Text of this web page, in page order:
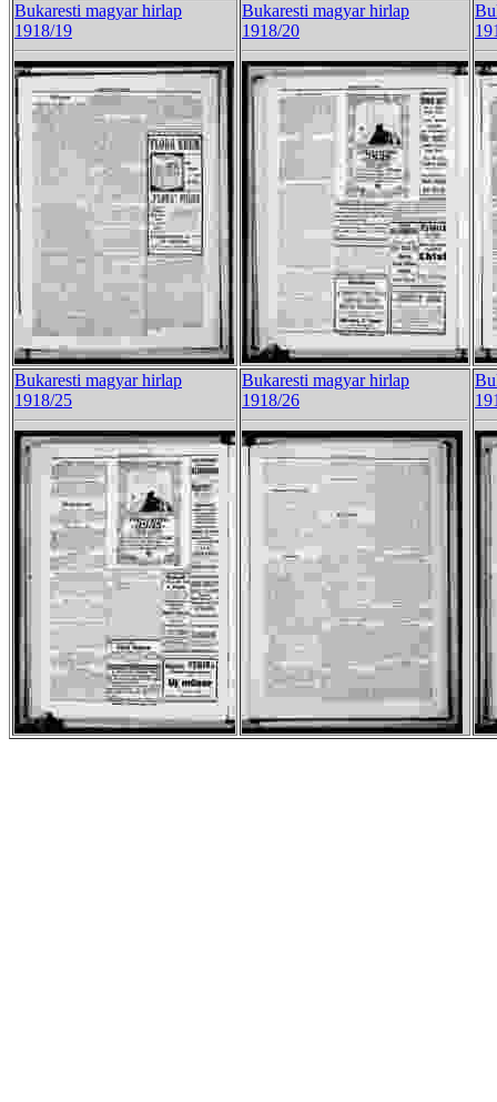
Bukaresti magyar hirlap
1918/19
Bukaresti magyar hirlap
1918/20
Bukaresti magyar hirlap
1918/25
Bukaresti magyar hirlap
1918/26